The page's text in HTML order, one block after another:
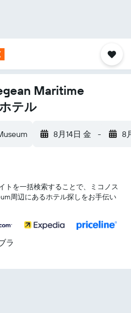
Maritime
テル
8月14日 金 - 8
トを一括検索することで、ミコノス
周辺にあるホテル探しをお手伝い
ラ